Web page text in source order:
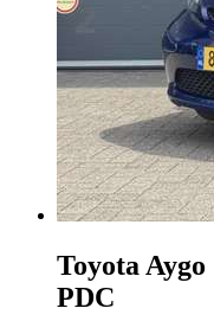
Toyota Aygo
PDC